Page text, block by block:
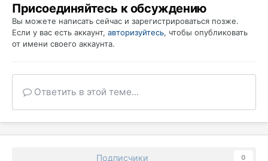
Присоединяйтесь к обсуждению
Вы можете написать сейчас и зарегистрироваться позже.
Если у вас есть аккаунт, авторизуйтесь, чтобы опубликовать
от имени своего аккаунта.
Ответить в этой теме...
Подписчики 0